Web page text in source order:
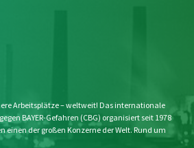
Arbeitsplätze – weltweit! Das internationale
BAYER-Gefahren (CBG) organisiert seit 1978
einen der großen Konzerne der Welt. Rund um